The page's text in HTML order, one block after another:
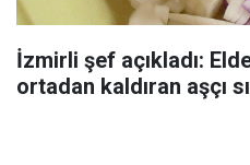
İzmirli şef açıkladı:
ortadan kaldıran aşçı